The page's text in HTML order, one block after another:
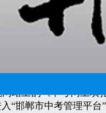
方式，填报时间：7月
站上的《中考网上
“邯郸市中考管理平